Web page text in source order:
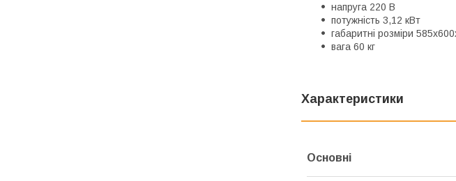
напруга 220 В
потужність 3,12 кВт
габаритні розміри
вага 60 кг
Характеристики
Основні